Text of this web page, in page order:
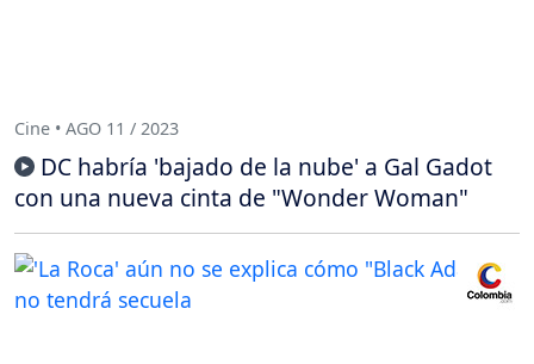
Cine • AGO 11 / 2023
DC habría 'bajado de la nube' a Gal Gadot
con una nueva cinta de "Wonder Woman"